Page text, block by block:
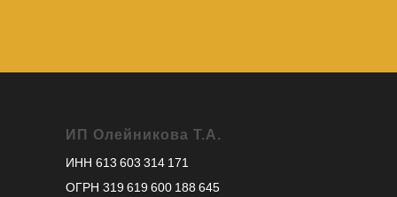
ИП Олейникова Т.А.
ИНН 613 603 314 171
ОГРН 319 619 600 188 645